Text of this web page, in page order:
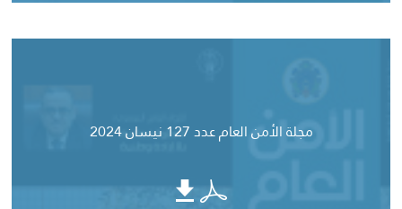
مجلة الأمن العام عدد 127 نيسان 2024